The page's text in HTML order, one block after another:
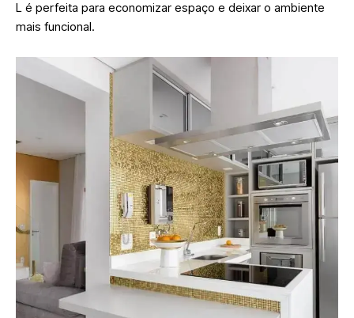
L é perfeita para economizar espaço e deixar o ambiente
mais funcional.